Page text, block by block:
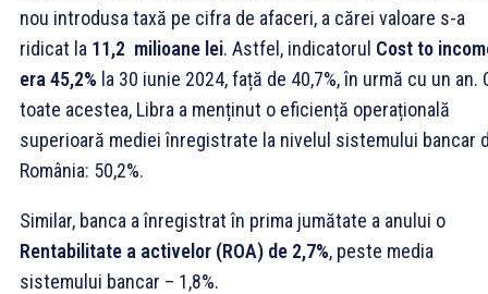
nou introdusa taxă pe cifra de afaceri, a cărei valoare s-a
ridicat la 11,2 milioane lei. Astfel, indicatorul Cost to
era 45,2% la 30 iunie 2024, față de 40,7%, în urmă cu un an.
toate acestea, Libra a menținut o eficiență operațională
superioară mediei înregistrate la nivelul sistemului bancar
România: 50,2%.
Similar, banca a înregistrat în prima jumătate a anului o
Rentabilitate a activelor (ROA) de 2,7%, peste media
sistemului bancar – 1,8%.